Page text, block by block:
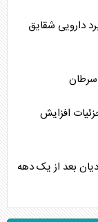
دارویی شقایق
سرطان
اعلام شد + جزئیات افزایش
بعد از یک دهه